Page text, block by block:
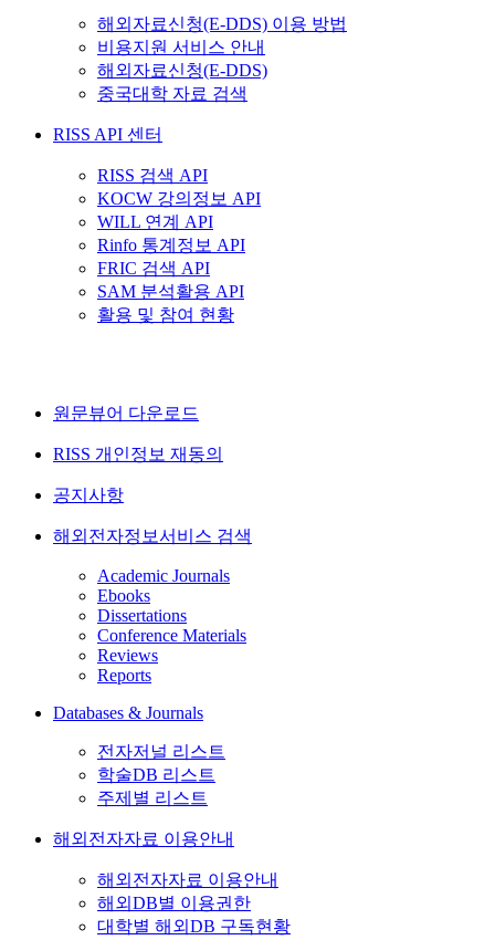
해외자료신청(E-DDS) 이용 방법
비용지원 서비스 안내
해외자료신청(E-DDS)
중국대학 자료 검색
RISS API 센터
RISS 검색 API
KOCW 강의정보 API
WILL 연계 API
Rinfo 통계정보 API
FRIC 검색 API
SAM 분석활용 API
활용 및 참여 현황
원문뷰어 다운로드
RISS 개인정보 재동의
공지사항
해외전자정보서비스 검색
Academic Journals
Ebooks
Dissertations
Conference Materials
Reviews
Reports
Databases & Journals
전자저널 리스트
학술DB 리스트
주제별 리스트
해외전자자료 이용안내
해외전자자료 이용안내
해외DB별 이용권한
대학별 해외DB 구독현황